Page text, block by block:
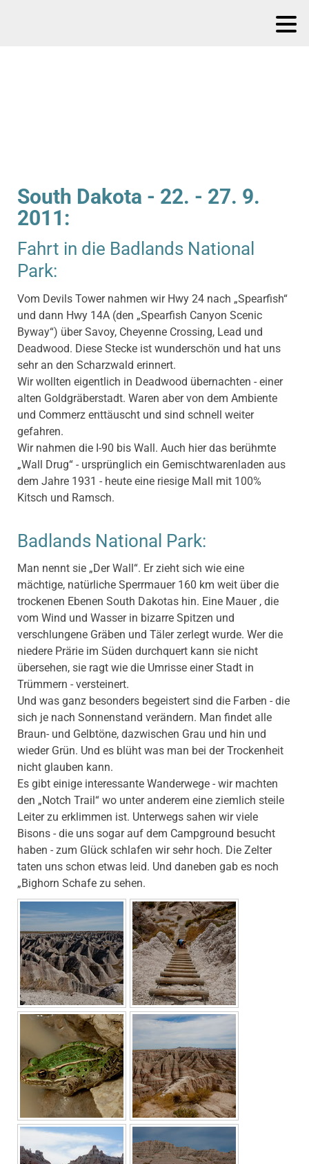
South Dakota - 22. - 27. 9.
2011:
Fahrt in die Badlands National
Park:
Vom Devils Tower nahmen wir Hwy 24 nach „Spearfish“
und dann Hwy 14A (den „Spearfish Canyon Scenic
Byway“) über Savoy, Cheyenne Crossing, Lead und
Deadwood. Diese Stecke ist wunderschön und hat uns
sehr an den Scharzwald erinnert.
Wir wollten eigentlich in Deadwood übernachten - einer
alten Goldgräberstadt. Waren aber von dem Ambiente
und Commerz enttäuscht und sind schnell weiter
gefahren.
Wir nahmen die I-90 bis Wall. Auch hier das berühmte
„Wall Drug“ - ursprünglich ein Gemischtwarenladen aus
dem Jahre 1931 - heute eine riesige Mall mit 100%
Kitsch und Ramsch.
Badlands National Park:
Man nennt sie „Der Wall“. Er zieht sich wie eine
mächtige, natürliche Sperrmauer 160 km weit über die
trockenen Ebenen South Dakotas hin. Eine Mauer , die
vom Wind und Wasser in bizarre Spitzen und
verschlungene Gräben und Täler zerlegt wurde. Wer die
niedere Prärie im Süden durchquert kann sie nicht
übersehen, sie ragt wie die Umrisse einer Stadt in
Trümmern - versteinert.
Und was ganz besonders begeistert sind die Farben - die
sich je nach Sonnenstand verändern. Man findet alle
Braun- und Gelbtöne, dazwischen Grau und hin und
wieder Grün. Und es blüht was man bei der Trockenheit
nicht glauben kann.
Es gibt einige interessante Wanderwege - wir machten
den „Notch Trail“ wo unter anderem eine ziemlich steile
Leiter zu erklimmen ist. Unterwegs sahen wir viele
Bisons - die uns sogar auf dem Campground besucht
haben - zum Glück schlafen wir sehr hoch. Die Zelter
taten uns schon etwas leid. Und daneben gab es noch
„Bighorn Schafe zu sehen.